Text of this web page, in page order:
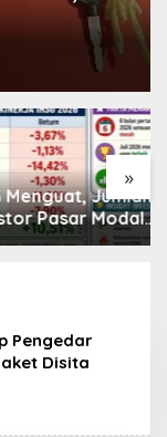
»
Jumlah
Pasar Modal
30 Juta per
Pengedar
Disita